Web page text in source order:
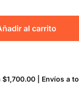
al carrito
| Envíos a